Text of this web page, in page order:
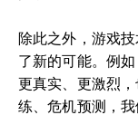
除此之外，游戏
了新的可能。例
更真实、更激烈
练、危机预测，